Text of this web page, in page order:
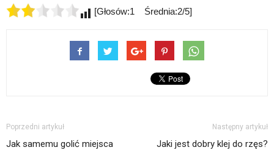
[Głosów:1 Średnia:2/5]
Poprzedni artykuł
Jak samemu golić miejsca
Następny artykuł
Jaki jest dobry klej do rzęs?